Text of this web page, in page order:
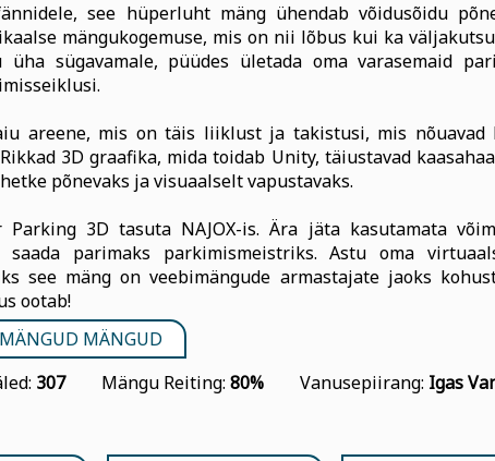
see hüperluht mäng ühendab võidusõidu
mängukogemuse, mis on nii lõbus kui ka
üha sügavamale, püüdes ületada oma varasemaid
areene, mis on täis liiklust ja takistusi, mis nõuavad
3D graafika, mida toidab Unity, täiustavad
põnevaks ja visuaalselt vapustavaks.
Parking 3D tasuta NAJOX-is. Ära jäta kasutamata
parimaks parkimismeistriks. Astu oma
see mäng on veebimängude armastajate jaoks
ootab!
MÄNGUD
307 Mängu Reiting: 80% Vanusepiirang: Igas